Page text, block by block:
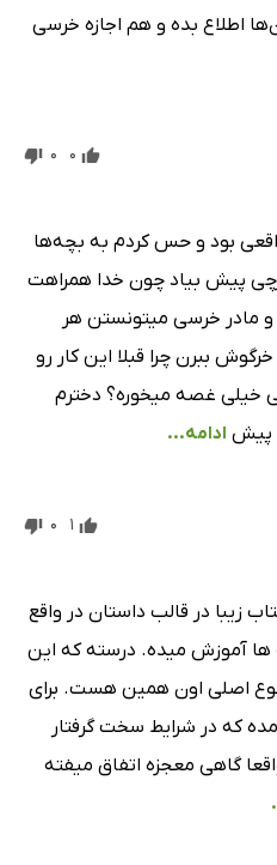
اطلاع بده و هم اجازه خرسی
0
0
بود و حس کردم به بچه‌ها
پیش بیاد چون خدا همراهت
مادر خرسی میتونستن هر
ببرن چرا قبلا این کار رو
خیلی غصه میخوره؟ دخترم
پیش ادامه...
1
0
زیبا در قالب داستان در واقع
ها آموزش میده. درسته که این
اصلی اون همین هست. برای
که در شرایط سخت گرفتار
گاهی معجزه اتفاق میفته